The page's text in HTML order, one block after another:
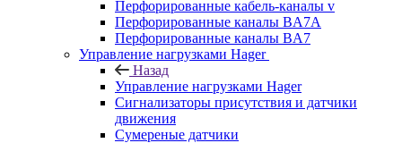
Перфорированные кабель-каналы v
Перфорированные каналы BA7A
Перфорированные каналы BA7
Управление нагрузками Hager
Назад
Управление нагрузками Hager
Сигнализаторы присутствия и датчики
движения
Сумереные датчики